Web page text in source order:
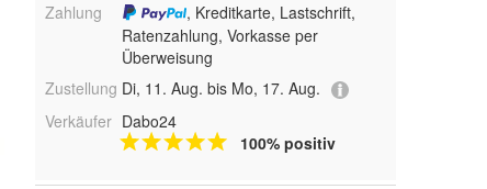
Zahlung
, Kreditkarte, Lastschrift,
Ratenzahlung, Vorkasse per
Überweisung
Zustellung Di, 11. Aug. bis Mo, 17. Aug.
Verkäufer Dabo24
100% positiv